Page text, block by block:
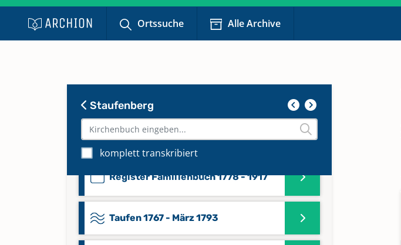
Ortssuche Alle Archive
Staufenberg
komplett transkribiert
Keine verfügbaren Digitalisate
Mischbuch März 1793 - Juni
1819,1820,1820
Register Familienbuch 1778 - 1917
Taufen 1767 - März 1793